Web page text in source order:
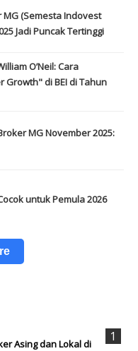
(Semesta Indovest
Jadi Puncak Tertinggi
O’Neil: Cara
Growth" di BEI di Tahun
MG November 2025:
untuk Pemula 2026
Asing dan Lokal di